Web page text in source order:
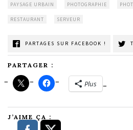
PAYSAGE URBAIN PHOTOGRAPHIE
RESTAURANT SERVEUR
PARTAGES SUR FACEBOOK !
PARTAGER :
Plus
J’AIME ÇA :